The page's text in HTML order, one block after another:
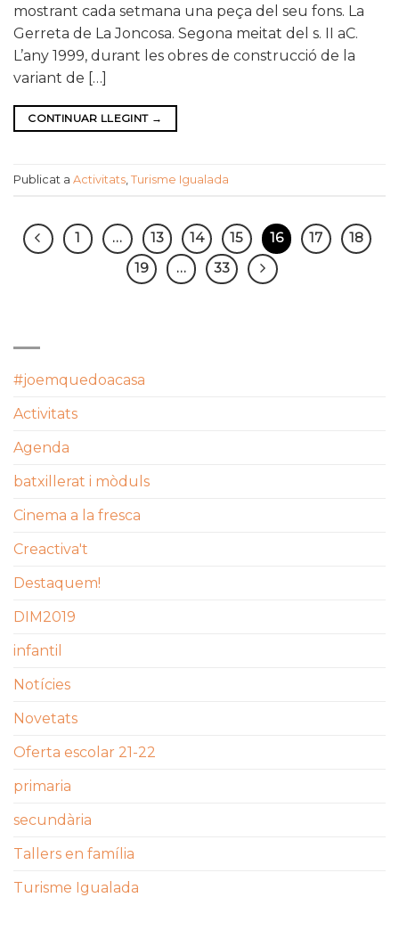
mostrant cada setmana una peça del seu fons. La
Gerreta de La Joncosa. Segona meitat del s. II aC.
L’any 1999, durant les obres de construcció de la
variant de […]
CONTINUAR LLEGINT →
Publicat a Activitats Turisme Igualada
1 … 13 14 15 16 17
18
19
… 33
#joemquedoacasa
Activitats
Agenda
batxillerat i mòduls
Cinema a la fresca
Creactiva't
Destaquem!
DIM2019
infantil
Notícies
Novetats
Oferta escolar 21-22
primaria
secundària
Tallers en família
Turisme Igualada